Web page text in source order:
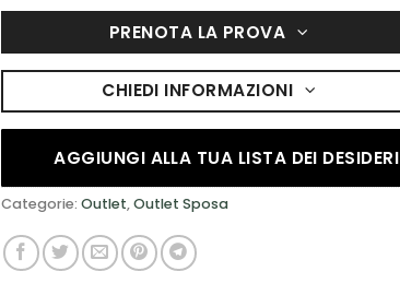
PRENOTA LA PROVA
CHIEDI INFORMAZIONI
AGGIUNGI ALLA TUA LISTA DEI DESIDERI
Categorie: Outlet,Outlet Sposa